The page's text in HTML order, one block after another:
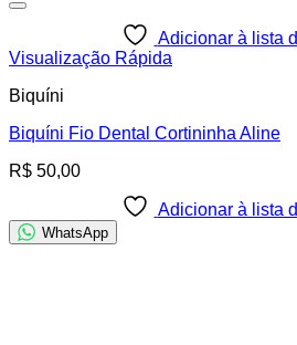
Adicionar à lista
Visualização Rápida
Biquíni
Biquíni Fio Dental Cortininha Aline
R$ 50,00
Adicionar à lista
WhatsApp